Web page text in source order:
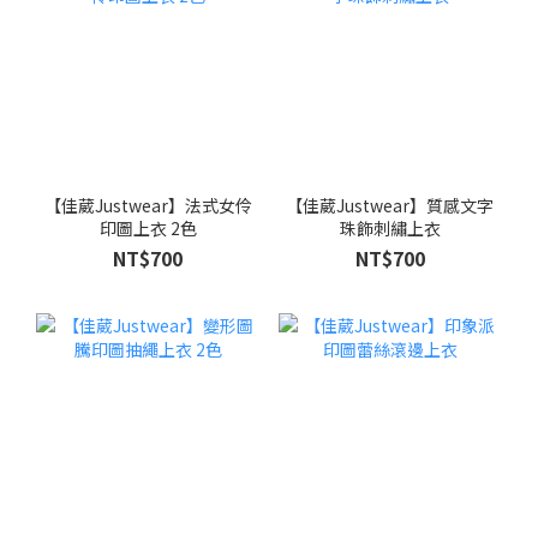
【佳葳Justwear】法式女伶
印圖上衣 2色
NT$700
【佳葳Justwear】質感文字
珠飾刺繡上衣
NT$700